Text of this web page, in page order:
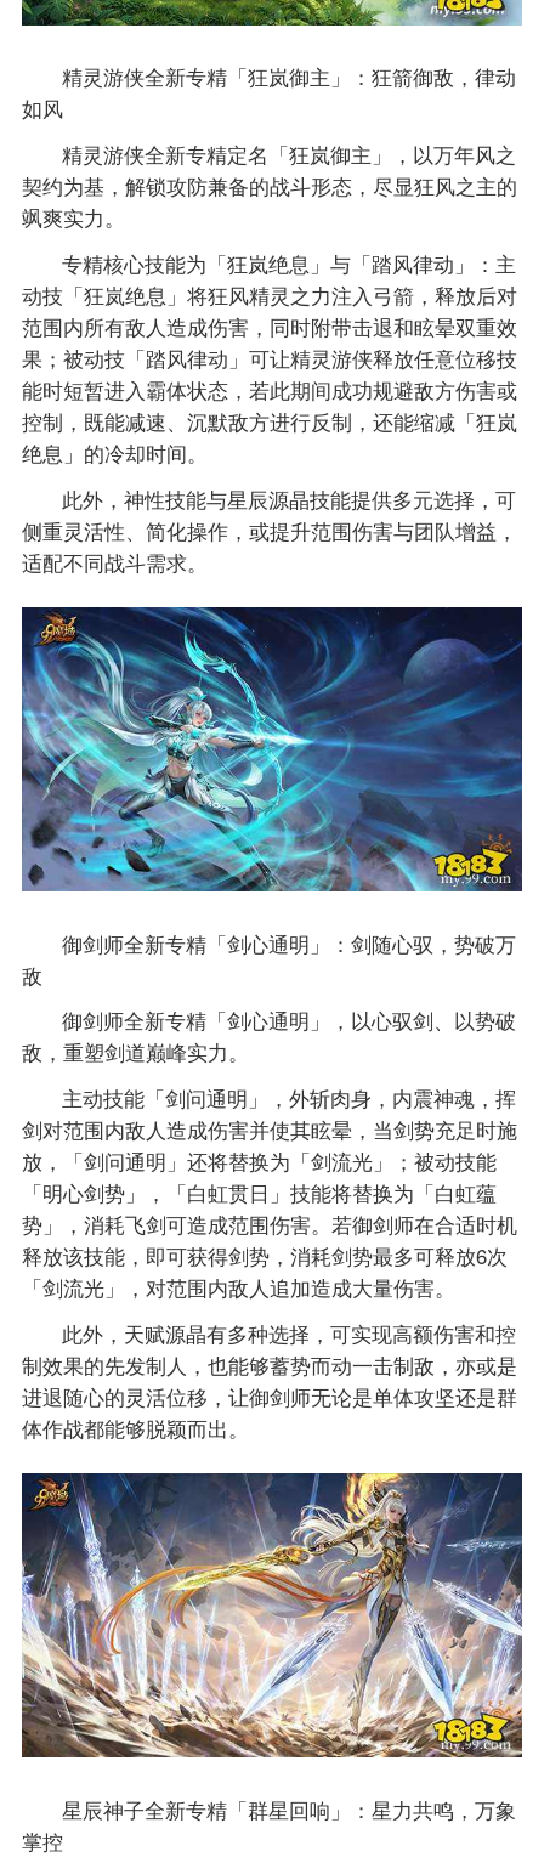
精灵游侠全新专精「狂岚御主」：狂箭御敌，律动
如风
精灵游侠全新专精定名「狂岚御主」，以万年风之
契约为基，解锁攻防兼备的战斗形态，尽显狂风之主的
飒爽实力。
专精核心技能为「狂岚绝息」与「踏风律动」：主
动技「狂岚绝息」将狂风精灵之力注入弓箭，释放后对
范围内所有敌人造成伤害，同时附带击退和眩晕双重效
果；被动技「踏风律动」可让精灵游侠释放任意位移技
能时短暂进入霸体状态，若此期间成功规避敌方伤害或
控制，既能减速、沉默敌方进行反制，还能缩减「狂岚
绝息」的冷却时间。
此外，神性技能与星辰源晶技能提供多元选择，可
侧重灵活性、简化操作，或提升范围伤害与团队增益，
适配不同战斗需求。
御剑师全新专精「剑心通明」：剑随心驭，势破万
敌
御剑师全新专精「剑心通明」，以心驭剑、以势破
敌，重塑剑道巅峰实力。
主动技能「剑问通明」，外斩肉身，内震神魂，挥
剑对范围内敌人造成伤害并使其眩晕，当剑势充足时施
放，「剑问通明」还将替换为「剑流光」；被动技能
「明心剑势」，「白虹贯日」技能将替换为「白虹蕴
势」，消耗飞剑可造成范围伤害。若御剑师在合适时机
释放该技能，即可获得剑势，消耗剑势最多可释放6次
「剑流光」，对范围内敌人追加造成大量伤害。
此外，天赋源晶有多种选择，可实现高额伤害和控
制效果的先发制人，也能够蓄势而动一击制敌，亦或是
进退随心的灵活位移，让御剑师无论是单体攻坚还是群
体作战都能够脱颖而出。
星辰神子全新专精「群星回响」：星力共鸣，万象
掌控